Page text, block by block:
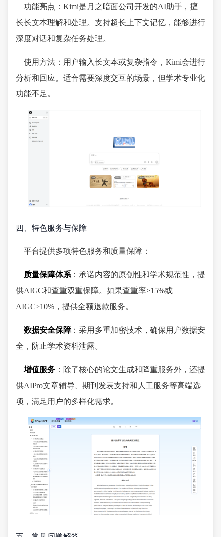
功能亮点：Kimi是月之暗面公司开发的AI助手，擅
长长文本理解和处理。支持超长上下文记忆，能够进行
深度对话和复杂任务处理。
使用方法：用户输入长文本或复杂指令，Kimi会进行
分析和回应。适合需要深度交互的场景，但学术专业化
功能不足。
四、特色服务与保障
平台提供多项特色服务和质量保障：
质量保障体系 ：承诺内容的原创性和学术规范性，提
供AIGC和查重双重保障。如果查重率>15%或
AIGC>10%，提供全额退款服务。
数据安全保障：采用多重加密技术，确保用户数据安
全，防止学术资料泄露。
增值服务 ：除了核心的论文生成和降重服务外，还提
供AIPro文章辅导、期刊发表支持和人工服务等高端选
项，满足用户的多样化需求。